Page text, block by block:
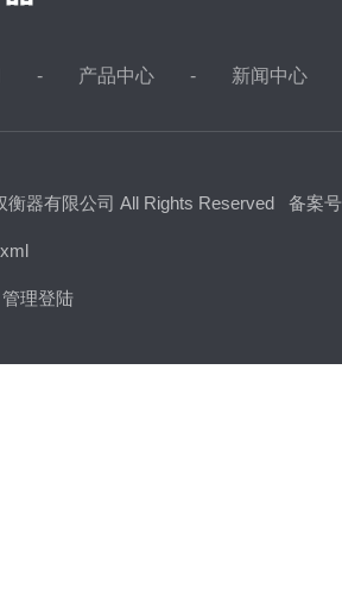
产品中心 新闻中心
衡器有限公司 All Rights Reserved 备案
管理登陆